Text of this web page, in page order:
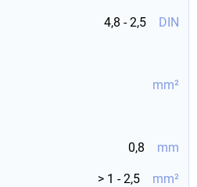
4,8 - 2,5 DIN
mm²
0,8 mm
> 1 - 2,5 mm²